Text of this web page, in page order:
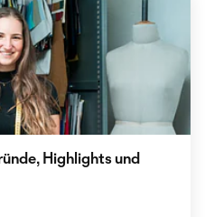
Highlights und